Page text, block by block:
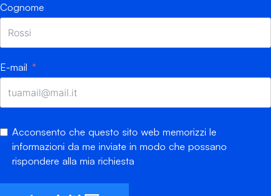
Cognome
E-mail
Acconsento che questo sito web memorizzi le
informazioni da me inviate in modo che possano
rispondere alla mia richiesta